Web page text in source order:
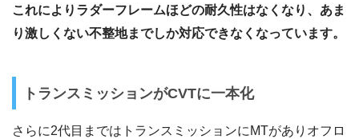
これによりラダーフレームほどの耐久性はなくなり、あま
り激しくない不整地までしか対応できなくなっています。
トランスミッションがCVTに一本化
さらに2代目まではトランスミッションにMTがありオフロ